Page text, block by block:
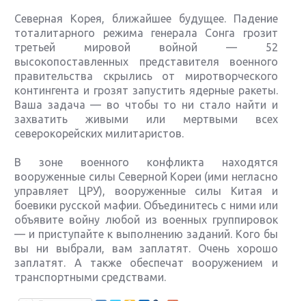
Северная Корея, ближайшее будущее. Падение
тоталитарного режима генерала Сонга грозит
третьей мировой войной — 52
высокопоставленных представителя военного
правительства скрылись от миротворческого
контингента и грозят запустить ядерные ракеты.
Ваша задача — во чтобы то ни стало найти и
захватить живыми или мертвыми всех
северокорейских милитаристов.
В зоне военного конфликта находятся
вооруженные силы Северной Кореи (ими негласно
управляет ЦРУ), вооруженные силы Китая и
боевики русской мафии. Объединитесь с ними или
объявите войну любой из военных группировок
— и приступайте к выполнению заданий. Кого бы
вы ни выбрали, вам заплатят. Очень хорошо
заплатят. А также обеспечат вооружением и
транспортными средствами.